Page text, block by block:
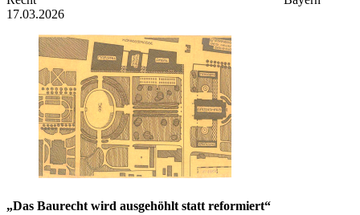
17.03.2026
„Das Baurecht wird ausgehöhlt statt reformiert“